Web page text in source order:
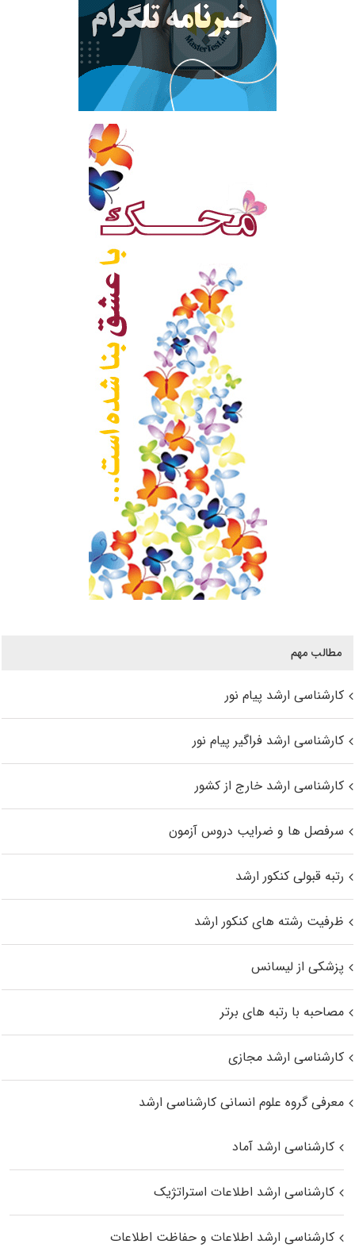
مطالب مهم
کارشناسی ارشد پیام نور
کارشناسی ارشد فراگیر پیام نور
کارشناسی ارشد خارج از کشور
سرفصل ها و ضرایب دروس آزمون
رتبه قبولی کنکور ارشد
ظرفیت رشته های کنکور ارشد
پزشکی از لیسانس
مصاحبه با رتبه های برتر
کارشناسی ارشد مجازی
معرفی گروه علوم انسانی کارشناسی ارشد
کارشناسی ارشد آماد
کارشناسی ارشد اطلاعات استراتژیک
کارشناسی ارشد اطلاعات و حفاظت اطلاعات